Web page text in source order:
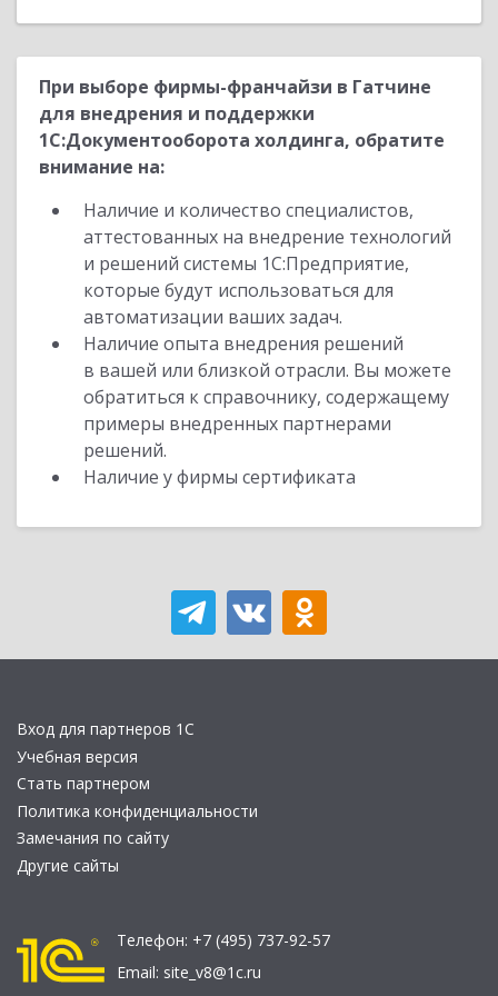
При выборе фирмы-франчайзи в Гатчине
для внедрения и поддержки
1С:Документооборота холдинга, обратите
внимание на:
Наличие и количество специалистов,
аттестованных на внедрение технологий
и решений системы 1С:Предприятие,
которые будут использоваться для
автоматизации ваших задач.
Наличие опыта внедрения решений
в вашей или близкой отрасли. Вы можете
обратиться к справочнику, содержащему
примеры внедренных партнерами
решений.
Наличие у фирмы сертификата
Вход для партнеров 1С
Учебная версия
Стать партнером
Политика конфиденциальности
Замечания по сайту
Другие сайты
Телефон: +7 (495) 737-92-57
Email: site_v8@1c.ru